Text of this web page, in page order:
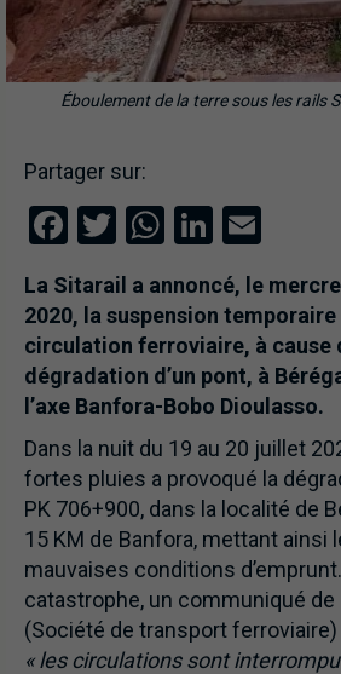
Éboulement de la terre sous les rails
Partager sur:
Facebook
Twitter
WhatsApp
LinkedIn
La Sitarail a annoncé, le
2020, la suspension temporaire
circulation ferroviaire, à cause
dégradation d’un pont, à
l’axe Banfora-Bobo Dioulasso.
Dans la nuit du 19 au 20 juillet
fortes pluies a provoqué la
PK 706+900, dans la localité de
15 KM de Banfora, mettant ainsi
mauvaises conditions
catastrophe, un communiqué de
(Société de transport
« les circulations sont